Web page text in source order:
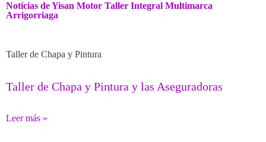
Noticias de Yisan Motor Taller Integral Multimarca
Arrigorriaga
Taller de Chapa y Pintura
Taller de Chapa y Pintura y las Aseguradoras
Leer más »